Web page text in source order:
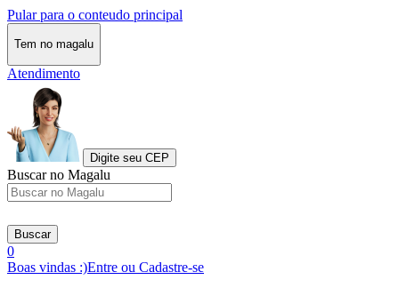
Pular para o conteudo principal
Tem no magalu
Atendimento
Digite seu CEP
Buscar no Magalu
Buscar
0
Boas vindas :)Entre ou Cadastre-se